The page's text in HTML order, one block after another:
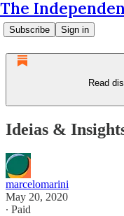
The
Subscribe Sign in
Read
Ideias &
marcelomarini
May 20, 2020
∙ Paid